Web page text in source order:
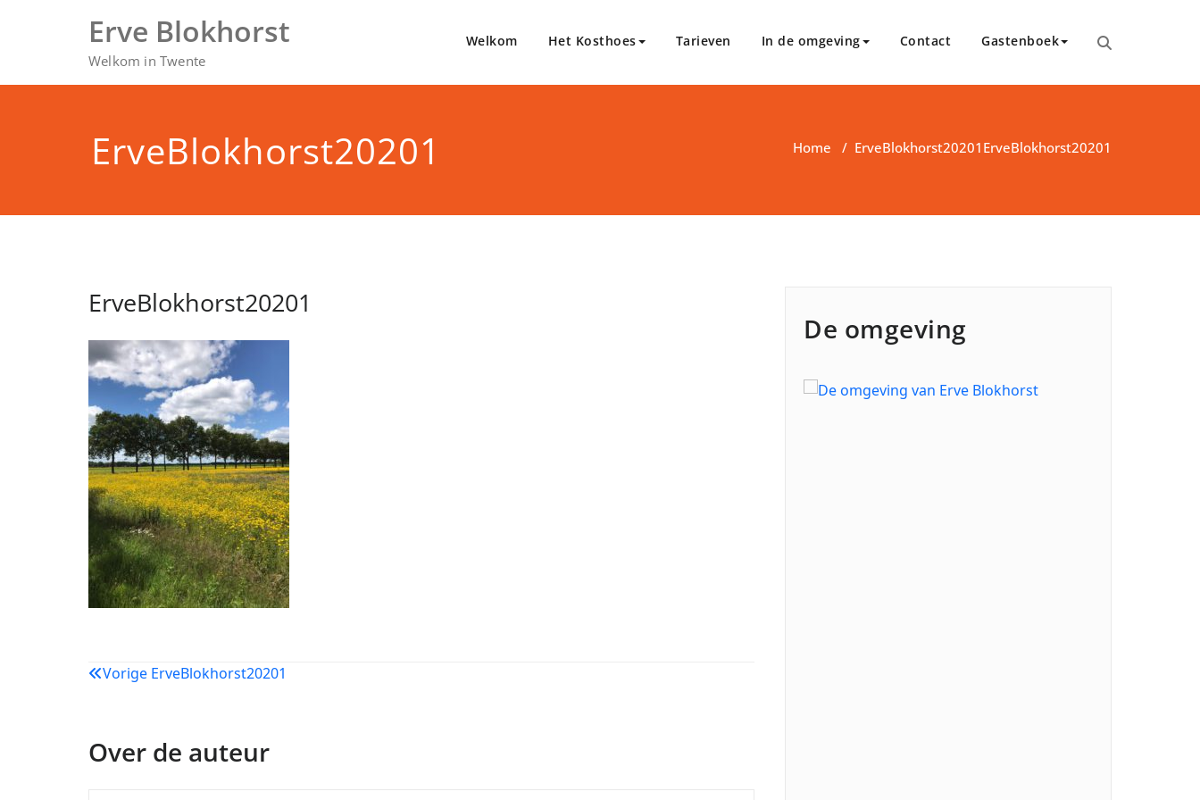
Erve Blokhorst
Welkom in Twente
Welkom Het Kosthoes Tarieven In de omgeving Contact Gastenboek
ErveBlokhorst20201 Home / ErveBlokhorst20201 ErveBlokhorst20201
ErveBlokhorst20201
Bericht
Vorige ErveBlokhorst20201
Over de auteur
De omgeving